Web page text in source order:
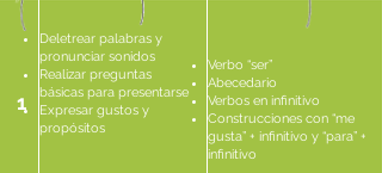
1
Deletrear palabras y
pronunciar sonidos
Realizar preguntas
básicas para presentarse
Expresar gustos y
propósitos
Verbo “ser”
Abecedario
Verbos en infinitivo
Construcciones con “me
gusta” + infinitivo y “para” +
infinitivo